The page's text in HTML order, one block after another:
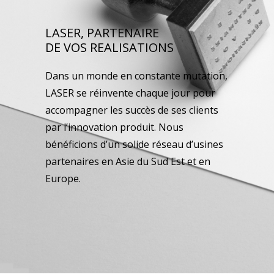
LASER, PARTENAIRE
DE VOS REALISATIONS
Dans un monde en constante mutation,
LASER se réinvente chaque jour pour
accompagner les succès de ses clients
par l’innovation produit. Nous
bénéficions d’un solide réseau d’usines
partenaires en Asie du Sud Est et en
Europe.